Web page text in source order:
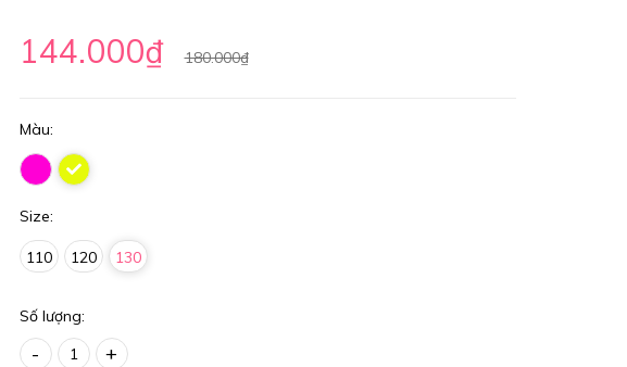
144.000₫ 180.000₫
Màu:
Size:
110 120 130
Số lượng:
- +